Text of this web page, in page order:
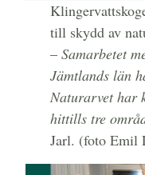
till skydd av
– Samarbetet
Jämtlands län
Naturarvet har
hittills tre
Jarl. (foto Emil